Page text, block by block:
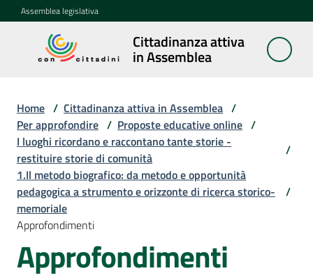
Vai al contenuto
Vai alla navigazione
Vai al footer
Assemblea legislativa
Cittadinanza attiva
in Assemblea
Cittadinanza
attiva in
Concittadini
Porte
aperte
in
Assemblea
Mostre
Home / Cittadinanza attiva in Assemblea /
Per approfondire / Proposte educative online /
I luoghi ricordano e raccontano tante storie -
restituire storie di comunità
/
1.Il metodo biografico: da metodo e opportunità
pedagogica a strumento e orizzonte di ricerca storico-
memoriale
/
Approfondimenti
Approfondimenti